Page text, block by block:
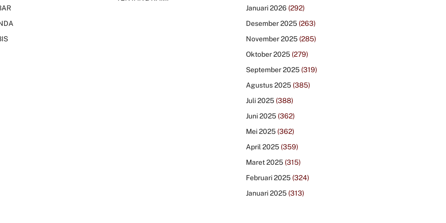
Januari 2026 (292)
Desember 2025(263)
November 2025(285)
Oktober 2025(279)
September 2025(319)
Agustus 2025(385)
Juli 2025(388)
Juni 2025(362)
Mei 2025(362)
April 2025(359)
Maret 2025(315)
Februari 2025(324)
Januari 2025(313)